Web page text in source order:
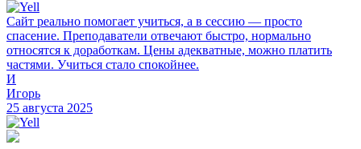
Сайт реально помогает учиться, а в сессию — просто
спасение. Преподаватели отвечают быстро, нормально
относятся к доработкам. Цены адекватные, можно платить
частями. Учиться стало спокойнее.
И
Игорь
25 августа 2025